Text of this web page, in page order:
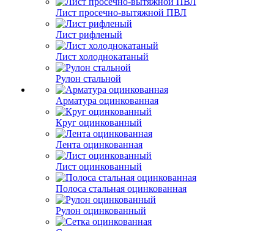
Лист просечно-вытяжной ПВЛ
Лист рифленый
Лист холоднокатаный
Рулон стальной
Арматура оцинкованная
Круг оцинкованный
Лента оцинкованная
Лист оцинкованный
Полоса стальная оцинкованная
Рулон оцинкованный